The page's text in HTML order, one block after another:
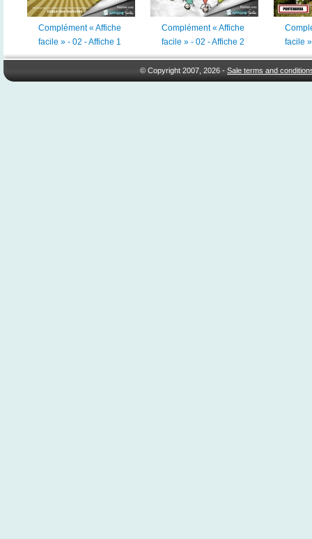
Complément « Affiche
facile » - 02 - Affiche 1
Complément « Affiche
facile » - 02 - Affiche 2
facile
© Copyright 2007, 2026 -Sale terms and